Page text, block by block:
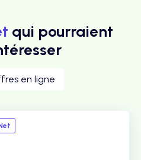
qui pourraient
en ligne